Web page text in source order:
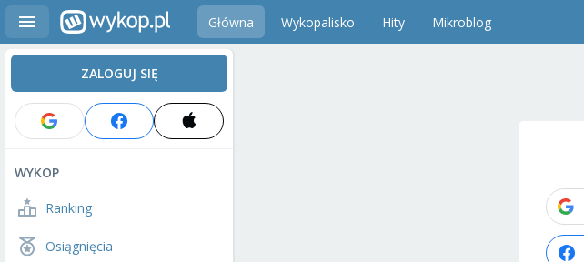
Główna Wykopalisko Hity Mikroblog
ZALOGUJ SIĘ
WYKOP
Ranking
Osiągnięcia